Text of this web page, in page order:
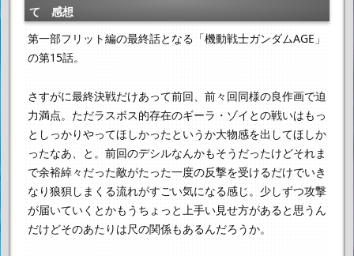
て 感想
第一部フリット編の最終話となる「機動戦士ガンダムAGE」
の第15話。
さすがに最終決戦だけあって前回、前々回同様の良作画で迫
力満点。 ただラスボス的存在のギーラ・ゾイとの戦いはもっ
としっかりやってほしかったというか大物感を出してほしか
ったなあ、と。 前回のデシルなんかもそうだったけどそれま
で余裕綽々だった敵がたった一度の反撃を受けるだけでいき
なり狼狽しまくる流れがすごい気になる感じ。 少しずつ攻撃
が届いていくとかもうちょっと上手い見せ方があると思うん
だけどそのあたりは尺の関係もあるんだろうか。